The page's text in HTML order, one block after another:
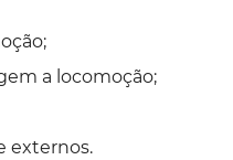
a locomoção;
externos.